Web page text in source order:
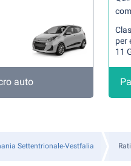
auto
per
11
Settentrionale-Vestfalia